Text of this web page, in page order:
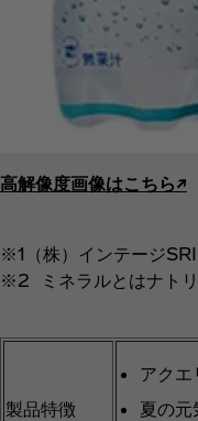
高解像度画像はこちら↗︎
※1（株）インテージ
※2 ミネラルとはナトリ
製品特徴
アクエ
夏の元